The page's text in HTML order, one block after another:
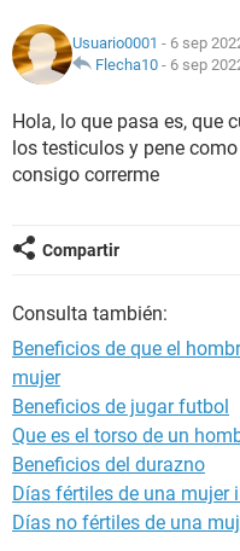
NUTRICIÓN
BIENESTAR
SEXUALIDAD
GLOSARIO
Usuario0001 - 6 sep
Flecha10 - 6 sep
Hola, lo que pasa es, que
los testiculos y pene
consigo correrme
Compartir
Consulta también:
Beneficios de que el
mujer
Beneficios de jugar futbol
Que es el torso de un
Beneficios del durazno
Días fértiles de una mujer
Días no fértiles de una